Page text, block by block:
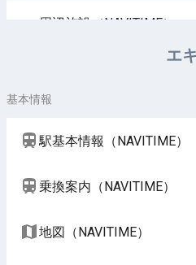
周辺施設（NAVITIME）
エ
基本情報
駅基本情報（NAVITIME）
乗換案内（NAVITIME）
地図（NAVITIME）